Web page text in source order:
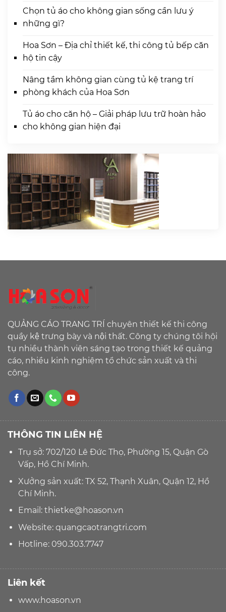
Chọn tủ áo cho không gian sống cần lưu ý
những gì?
Hoa Sơn – Địa chỉ thiết kế, thi công tủ bếp căn
hộ tin cậy
Nâng tầm không gian cùng tủ kệ trang trí
phòng khách của Hoa Sơn
Tủ áo cho căn hộ – Giải pháp lưu trữ hoàn hảo
cho không gian hiện đại
QUẢNG CÁO TRANG TRÍ chuyên thiết kế thi công
quầy kệ trưng bày và nội thất. Công ty chúng tôi hội
tụ nhiều thành viên sáng tạo trong thiết kế quảng
cáo, nhiều kinh nghiệm tổ chức sản xuất và thi
công.
THÔNG TIN LIÊN HỆ
Trụ sở: 702/120 Lê Đức Thọ, Phường 15, Quận Gò
Vấp, Hồ Chí Minh.
Xưởng sản xuất: TX 52, Thạnh Xuân, Quận 12, Hồ
Chí Minh.
Email: thietke@hoason.vn
Website:quangcaotrangtri.com
Hotline: 090.303.7747
Liên kết
www.hoason.vn